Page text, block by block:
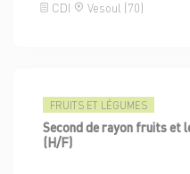
CDI Vesoul (70)
FRUITS ET LÉGUMES
Second de rayon fruits et
(H/F)